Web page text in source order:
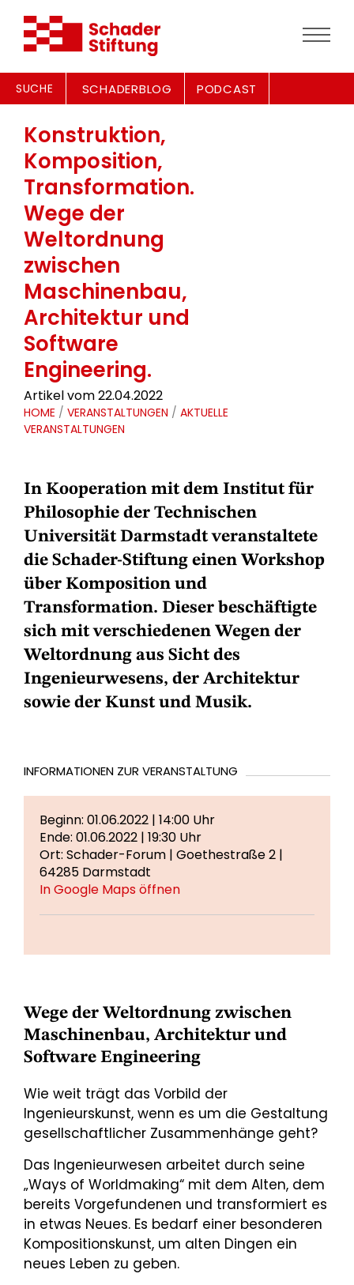
SUCHE SCHADERBLOG PODCAST
Konstruktion,
Komposition,
Transformation.
Wege der
Weltordnung
zwischen
Maschinenbau,
Architektur und
Software
Engineering.
Artikel vom 22.04.2022
HOME / VERANSTALTUNGEN / AKTUELLE
VERANSTALTUNGEN
In Kooperation mit dem Institut für
Philosophie der Technischen
Universität Darmstadt veranstaltete
die Schader-Stiftung einen Workshop
über Komposition und
Transformation. Dieser beschäftigte
sich mit verschiedenen Wegen der
Weltordnung aus Sicht des
Ingenieurwesens, der Architektur
sowie der Kunst und Musik.
INFORMATIONEN ZUR VERANSTALTUNG
Beginn: 01.06.2022 | 14:00 Uhr
Ende: 01.06.2022 | 19:30 Uhr
Ort: Schader-Forum | Goethestraße 2 |
64285 Darmstadt
In Google Maps öffnen
Wege der Weltordnung zwischen
Maschinenbau, Architektur und
Software Engineering
Wie weit trägt das Vorbild der
Ingenieurskunst, wenn es um die Gestaltung
gesellschaftlicher Zusammenhänge geht?
Das Ingenieurwesen arbeitet durch seine
„Ways of Worldmaking“ mit dem Alten, dem
bereits Vorgefundenen und transformiert es
in etwas Neues. Es bedarf einer besonderen
Kompositionskunst, um alten Dingen ein
neues Leben zu geben.